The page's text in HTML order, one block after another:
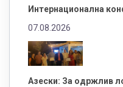
Интернационална
07.08.2026
Азески: За одржлив